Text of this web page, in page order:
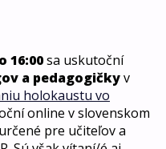
16:00sa uskutoční
a pedagogičkyv
holokaustu vo
online v slovenskom
pre učiteľov a